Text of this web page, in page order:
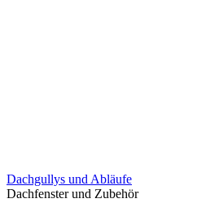
Dachgullys und Abläufe
Dachfenster und Zubehör